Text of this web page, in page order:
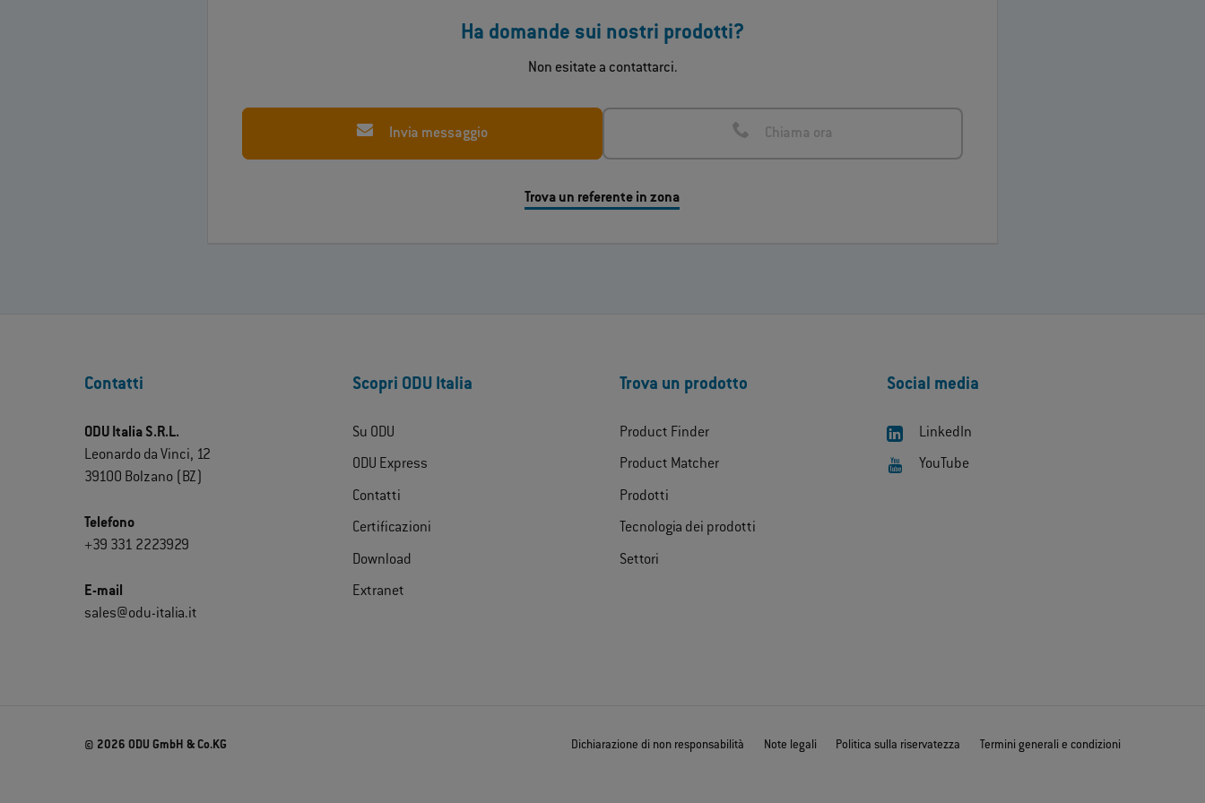
Ha domande sui nostri prodotti?
Non esitate a contattarci.
Invia messaggio Chiama ora
Trova un referente in zona
Contatti
ODU Italia S.R.L.
Leonardo da Vinci, 12
39100 Bolzano (BZ)
Telefono
+39 331 2223929
E-mail
sales@odu-italia.it
Scopri ODU Italia
Su ODU
ODU Express
Contatti
Certificazioni
Download
Extranet
Trova un prodotto
Product Finder
Product Matcher
Prodotti
Tecnologia dei prodotti
Settori
Social media
LinkedIn
YouTube
© 2026 ODU GmbH & Co.KG Dichiarazione di non responsabilità Note legali Politica sulla riservatezza Termini generali e condizioni